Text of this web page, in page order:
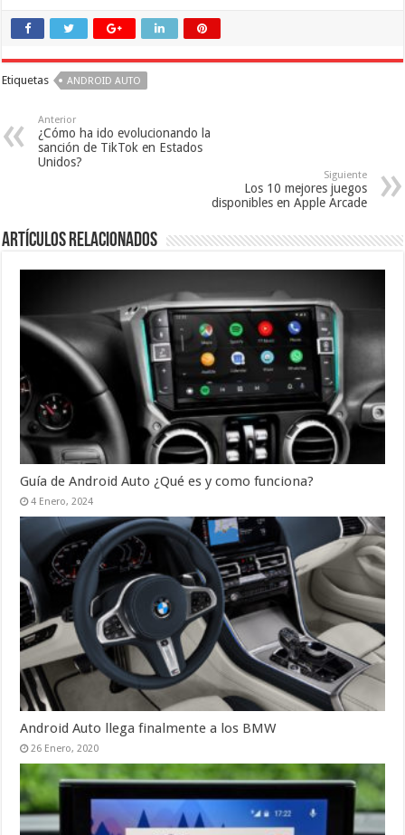
Etiquetas ANDROID AUTO
Anterior
¿Cómo ha ido evolucionando la
sanción de TikTok en Estados
Unidos?
Siguiente
Los 10 mejores juegos
disponibles en Apple Arcade
Artículos relacionados
Guía de Android Auto ¿Qué es y como funciona?
4 Enero, 2024
Android Auto llega finalmente a los BMW
26 Enero, 2020